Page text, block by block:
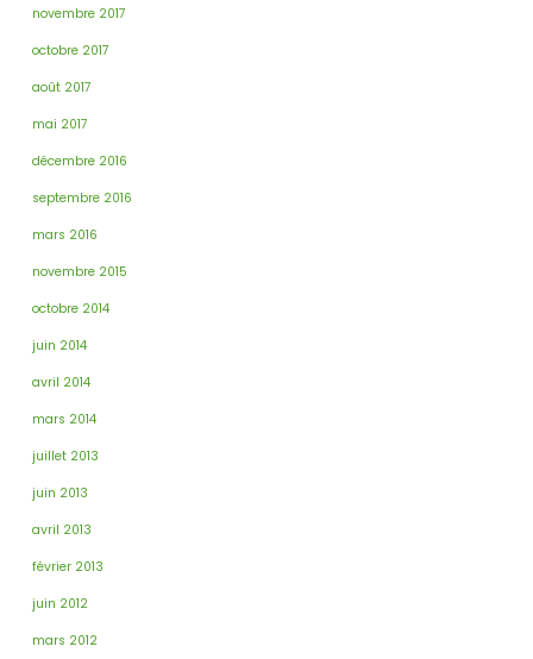
novembre 2017
octobre 2017
août 2017
mai 2017
décembre 2016
septembre 2016
mars 2016
novembre 2015
octobre 2014
juin 2014
avril 2014
mars 2014
juillet 2013
juin 2013
avril 2013
février 2013
juin 2012
mars 2012